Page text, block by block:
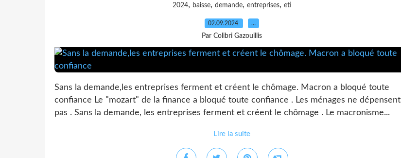
2024, baisse, demande, entreprises, eti
02.09.2024 …
Par Colibri Gazouillis
Sans la demande,les entreprises ferment et créent le chômage. Macron a bloqué toute
confiance Le "mozart" de la finance a bloqué toute confiance . Les ménages ne dépensent
pas . Sans la demande, les entreprises ferment et créent le chômage . Le macronisme...
Lire la suite